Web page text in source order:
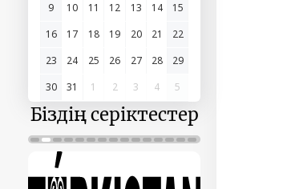
9
10 11 12 13 14
15
16
17 18 19 20 21
22
23
24 25 26 27 28
29
30
31 1 2 3 4 5
Біздің серіктестер